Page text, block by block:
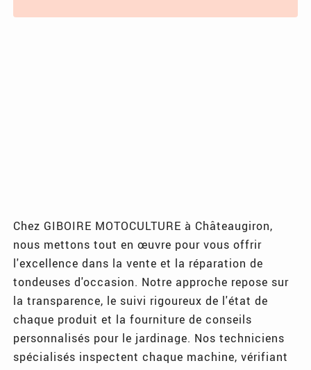
Chez GIBOIRE MOTOCULTURE à Châteaugiron,
nous mettons tout en œuvre pour vous offrir
l'excellence dans la vente et la réparation de
tondeuses d'occasion. Notre approche repose sur
la transparence, le suivi rigoureux de l'état de
chaque produit et la fourniture de conseils
personnalisés pour le jardinage. Nos techniciens
spécialisés inspectent chaque machine, vérifiant